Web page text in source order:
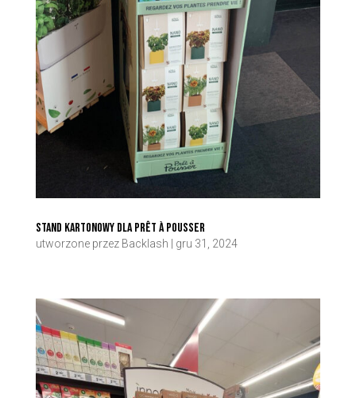
Stand kartonowy dla Prêt à Pousser
utworzone przez Backlash gru 31, 2024